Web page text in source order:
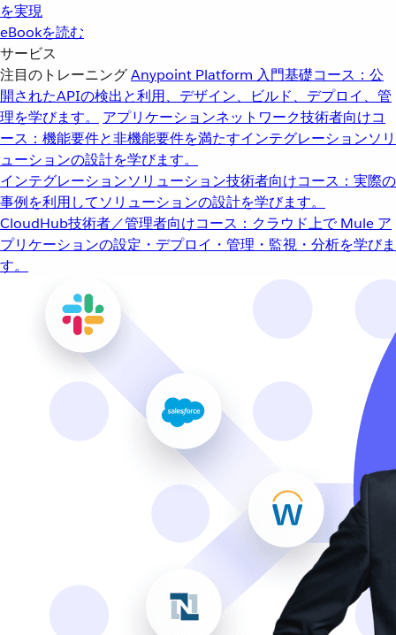
を実現
eBookを読む
サービス
注目のトレーニングAnypoint Platform 入門基礎コース：公
開されたAPIの検出と利用、デザイン、ビルド、デプロイ、管
理を学びます。
アプリケーションネットワーク技術者向けコ
ース：機能要件と非機能要件を満たすインテグレーションソリ
ューションの設計を学びます。
インテグレーションソリューション技術者向けコース：実際の
事例を利用してソリューションの設計を学びます。
CloudHub技術者／管理者向けコース：クラウド上で Mule ア
プリケーションの設定・デプロイ・管理・監視・分析を学びま
す。